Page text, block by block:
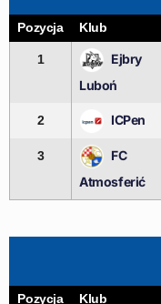
Pozycja Klub
1
Ejbry
Luboń
2 ICPen
3
FC
Atmosferić
Pozycja Klub